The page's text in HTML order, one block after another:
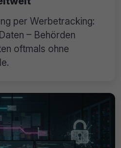
per Werbetracking:
– Behörden
oftmals ohne